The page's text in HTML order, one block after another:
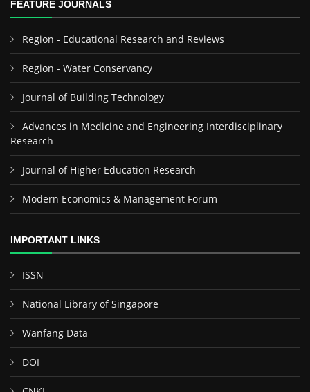
FEATURE JOURNALS
Region - Educational Research and Reviews
Region - Water Conservancy
Journal of Building Technology
Advances in Medicine and Engineering Interdisciplinary
Research
Journal of Higher Education Research
Modern Economics & Management Forum
IMPORTANT LINKS
ISSN
National Library of Singapore
Wanfang Data
DOI